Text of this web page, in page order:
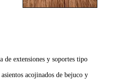
de extensiones y soportes tipo
acojinados de bejuco y